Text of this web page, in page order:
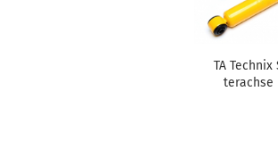
TA
ter­ach­se